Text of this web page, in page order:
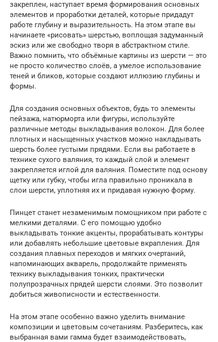
закреплен, наступает время формирования основных
элементов и проработки деталей, которые придадут
работе глубину и выразительность. На этом этапе вы
начинаете «рисовать» шерстью, воплощая задуманный
эскиз или же свободно творя в абстрактном стиле.
Важно помнить, что объёмные картины из шерсти — это
не просто количество слоёв, а умелое использование
теней и бликов, которые создают иллюзию глубины и
формы.
Для создания основных объектов, будь то элементы
пейзажа, натюрморта или фигуры, используйте
различные методы выкладывания волокон. Для более
плотных и насыщенных участков можно накладывать
шерсть более густыми прядями. Если вы работаете в
технике сухого валяния, то каждый слой и элемент
закрепляется иглой для валяния. Поместите под основу
щетку или губку, чтобы игла правильно проникала в
слои шерсти, уплотняя их и придавая нужную форму.
Пинцет станет незаменимым помощником при работе с
мелкими деталями. С его помощью удобно
выкладывать тонкие акценты, прорабатывать контуры
или добавлять небольшие цветовые вкрапления. Для
создания плавных переходов и мягких очертаний,
напоминающих акварель, продолжайте применять
технику выкладывания тонких, практически
полупрозрачных прядей шерсти слоями. Это позволит
добиться живописности и естественности.
На этом этапе особенно важно уделить внимание
композиции и цветовым сочетаниям. Разберитесь, как
выбранная вами гамма будет взаимодействовать,